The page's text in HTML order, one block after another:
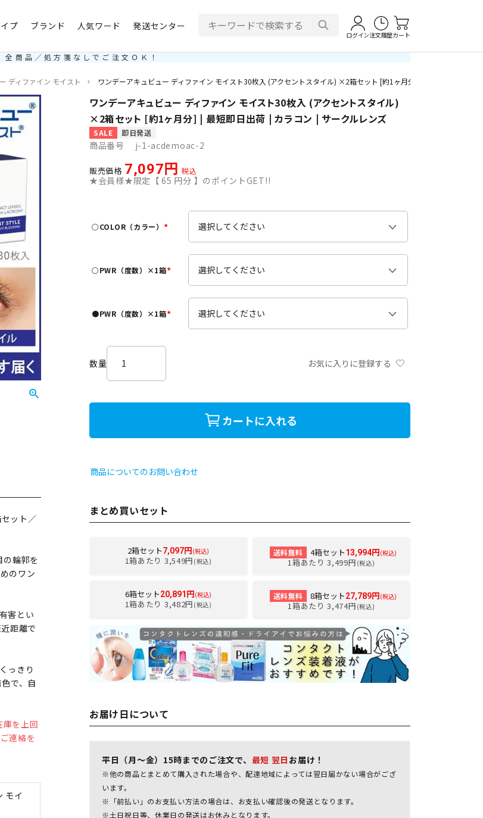
プ ブランド 人気ワード 発送センター
ログイン注文履歴カート
全商品／処方箋なしでご注文ＯＫ！
ディファイン モイスト ワンデーアキュビュー ディファイン モイスト30枚入 (アクセントスタイル) ×2箱セット [約1ヶ月分] | 最短即日出荷 | カ
ワンデーアキュビュー ディファイン モイスト30枚入 (アクセントスタイル)
×2箱セット [約1ヶ月分] | 最短即日出荷 | カラコン | サークルレンズ
SALE 即日発送
商品番号 j-1-acdemoac-2
販売価格 7,097 税込
★会員様★限定【 65 円分 】のポイントGET!!
○COLOR（カラー）
)
○PWR（度数）×1箱
)
●PWR（度数）×1箱
お気に入りに登録する
カートに入れる
商品についてのお問い合わせ
まとめ買いセット
2箱セット7,097円 (税込)
1箱あたり 3,549円 (税込)
送料無料 4箱セット13,994円 (税込)
1箱あたり 3,499円 (税込)
6箱セット20,891円 (税込)
1箱あたり 3,482円 (税込)
送料無料 8箱セット27,789円 (税込)
1箱あたり 3,474円 (税込)
お届け日について
平日（月～金）15時までのご注文で、 最短 翌日 お届け！
※他の商品とまとめて購入された場合や、配達地域によっては翌日届かない場合がござ
います。
※「前払い」のお支払い方法の場合は、お支払い確認後の発送となります。
※土日祝日等、休業日の発送はお休みとなります。
ット／
の輪郭を
のワン
害とい
距離で
っきり
で、自
を上回
連絡を
モイ